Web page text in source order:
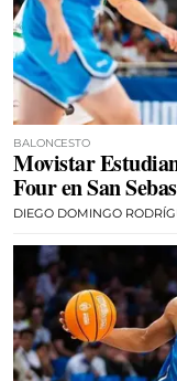
BALONCESTO
Movistar
Four en San
DIEGO DOMINGO